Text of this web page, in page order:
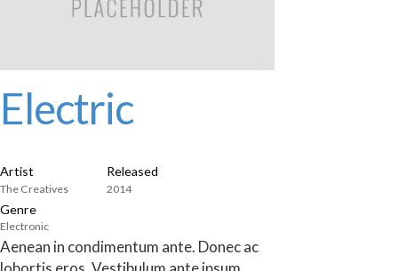
Electric
Artist
The Creatives
Released
2014
Genre
Electronic
Aenean in condimentum ante. Donec ac